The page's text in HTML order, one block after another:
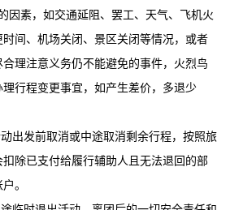
因素，如交通延阻、罢工、天气、飞机火
间、机场关闭、景区关闭等情况，或者
理注意义务仍不能避免的事件，火烈鸟
行程变更事宜，如产生差价，多退少
出发前取消或中途取消剩余行程，按照旅
除已支付给履行辅助人且无法退回的部
。